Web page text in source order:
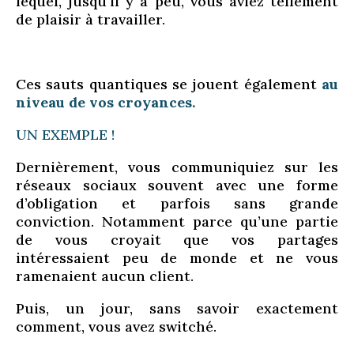
de plaisir à travailler.
Ces sauts quantiques se jouent également au
niveau de vos croyances.
UN EXEMPLE !
Dernièrement, vous communiquiez sur les
réseaux sociaux souvent avec une forme
d’obligation et parfois sans grande
conviction. Notamment parce qu’une partie
de vous croyait que vos partages
intéressaient peu de monde et ne vous
ramenaient aucun client.
Puis, un jour, sans savoir exactement
comment, vous avez switché.